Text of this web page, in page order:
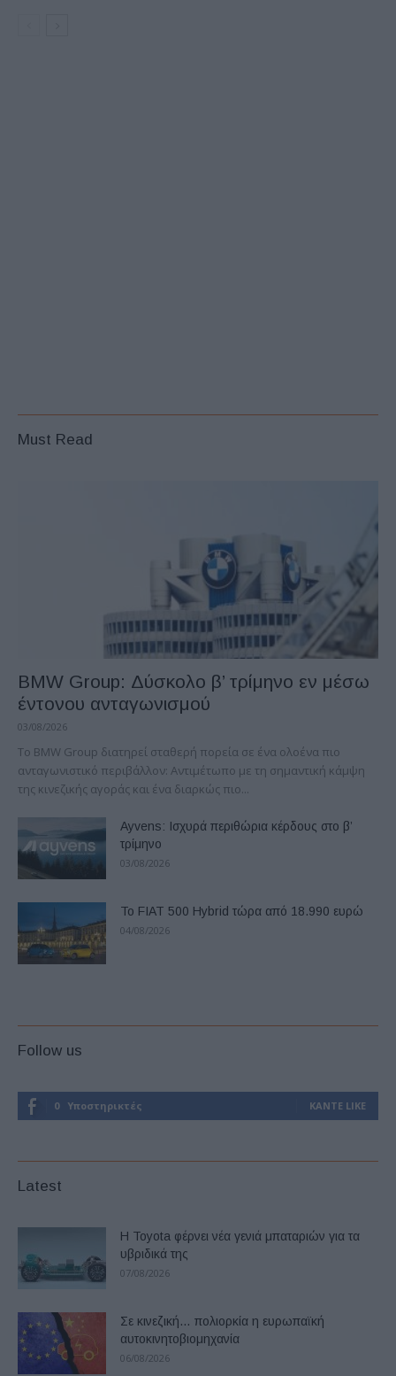
Must Read
BMW Group: Δύσκολο β’ τρίμηνο εν μέσω
έντονου ανταγωνισμού
03/08/2026
Το BMW Group διατηρεί σταθερή πορεία σε ένα ολοένα πιο
ανταγωνιστικό περιβάλλον: Αντιμέτωπο με τη σημαντική κάμψη
της κινεζικής αγοράς και ένα διαρκώς πιο...
Ayvens: Iσχυρά περιθώρια κέρδους στο β’
τρίμηνο
03/08/2026
Το FIAT 500 Hybrid τώρα από 18.990 ευρώ
04/08/2026
Follow us
0 Υποστηρικτές ΚΆΝΤΕ LIKE
Latest
Η Toyota φέρνει νέα γενιά μπαταριών για τα
υβριδικά της
07/08/2026
Σε κινεζική… πολιορκία η ευρωπαϊκή
αυτοκινητοβιομηχανία
06/08/2026